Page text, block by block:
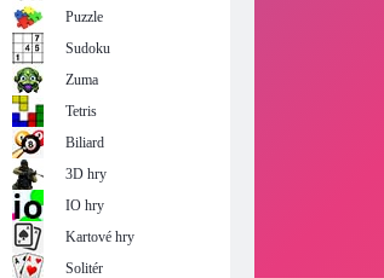
Puzzle
Sudoku
Zuma
Tetris
Biliard
3D hry
IO hry
Kartové hry
Solitér